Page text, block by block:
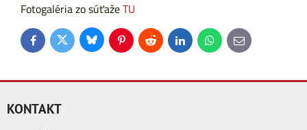
Fotogaléria zo súťažeTU
FacebookTwitterBlueskyPinterestReddit LinkedInWhatsApp
E-
mail
KONTAKT